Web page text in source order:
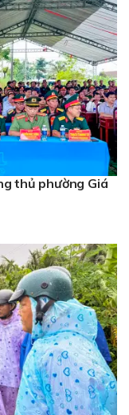
thủ phường Giá